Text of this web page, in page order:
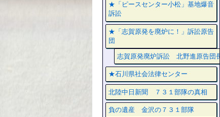
★「ピースセンター小松」基地爆音
訴訟
★「志賀原発を廃炉に！」訴訟原告
団
志賀原発廃炉訴訟 北野進原告団長
★石川県社会法律センター
北陸中日新聞 ７３１部隊の真相
負の遺産 金沢の７３１部隊